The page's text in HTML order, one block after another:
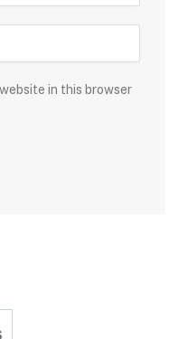
in this browser